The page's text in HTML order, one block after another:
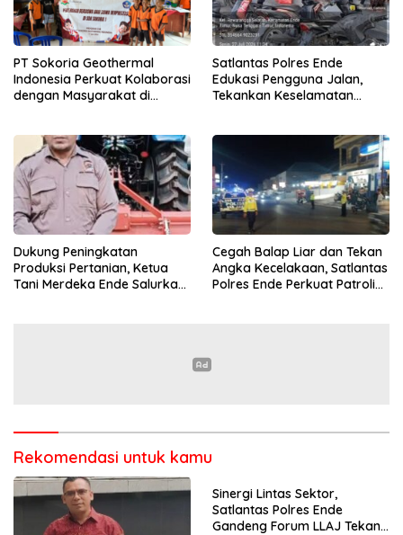
PT Sokoria Geothermal
Indonesia Perkuat Kolaborasi
dengan Masyarakat di
Satlantas Polres Ende
Edukasi Pengguna Jalan,
Tekankan Keselamatan
Dukung Peningkatan
Produksi Pertanian, Ketua
Tani Merdeka Ende Salurkan
Cegah Balap Liar dan Tekan
Angka Kecelakaan, Satlantas
Polres Ende Perkuat Patroli
Rekomendasi untuk kamu
Sinergi Lintas Sektor,
Satlantas Polres Ende
Gandeng Forum LLAJ Tekan